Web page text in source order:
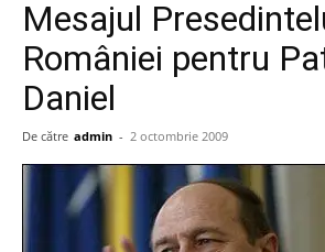
Mesajul
României pentru
Daniel
De către admin - 2 octombrie 2009